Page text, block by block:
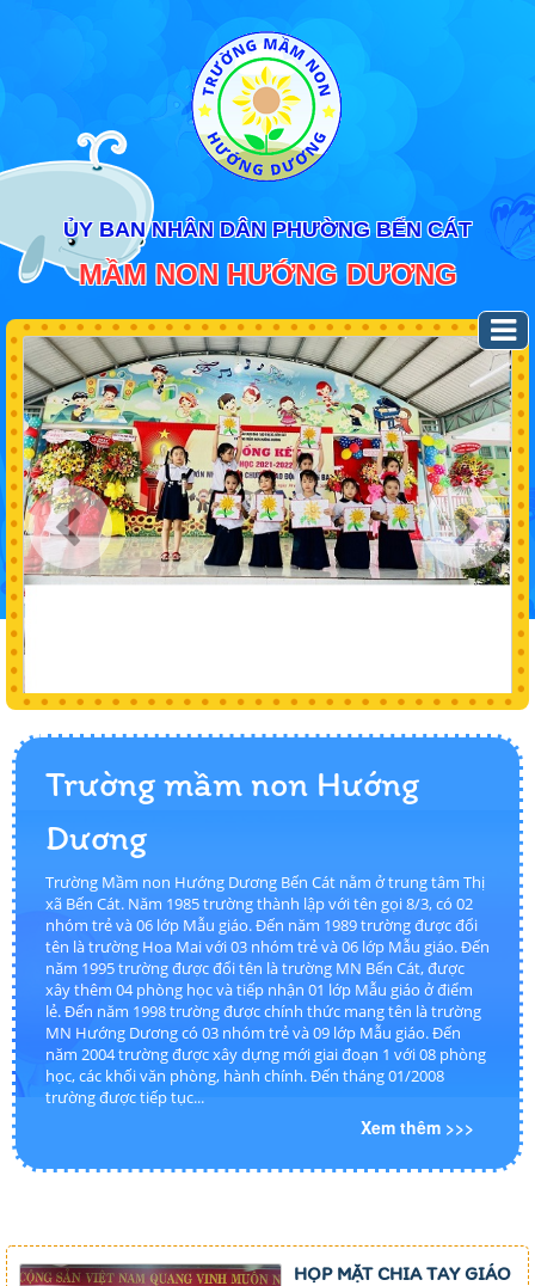
ỦY BAN NHÂN DÂN PHƯỜNG BẾN CÁT
MẦM NON HƯỚNG DƯƠNG
Trường mầm non Hướng
Dương
Trường Mầm non Hướng Dương Bến Cát nằm ở trung tâm Thị
xã Bến Cát. Năm 1985 trường thành lập với tên gọi 8/3, có 02
nhóm trẻ và 06 lớp Mẫu giáo. Đến năm 1989 trường được đổi
tên là trường Hoa Mai với 03 nhóm trẻ và 06 lớp Mẫu giáo. Đến
năm 1995 trường được đổi tên là trường MN Bến Cát, được
xây thêm 04 phòng học và tiếp nhận 01 lớp Mẫu giáo ở điểm
lẻ. Đến năm 1998 trường được chính thức mang tên là trường
MN Hướng Dương có 03 nhóm trẻ và 09 lớp Mẫu giáo. Đến
năm 2004 trường được xây dựng mới giai đoạn 1 với 08 phòng
học, các khối văn phòng, hành chính. Đến tháng 01/2008
trường được tiếp tục...
Xem thêm >>>
HỌP MẶT CHIA TAY GIÁO